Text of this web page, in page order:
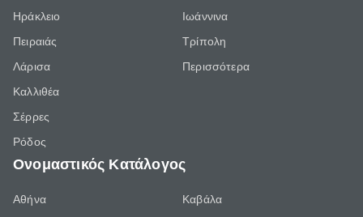
Ηράκλειο
Πειραιάς
Λάρισα
Καλλιθέα
Σέρρες
Ρόδος
Ιωάννινα
Τρίπολη
Περισσότερα
Ονομαστικός Κατάλογος
Αθήνα Καβάλα